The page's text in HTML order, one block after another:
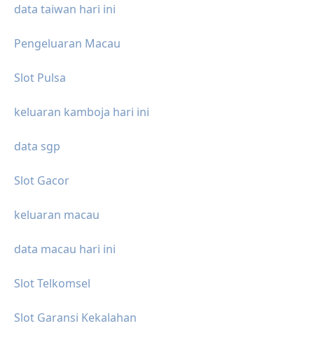
data taiwan hari ini
Pengeluaran Macau
Slot Pulsa
keluaran kamboja hari ini
data sgp
Slot Gacor
keluaran macau
data macau hari ini
Slot Telkomsel
Slot Garansi Kekalahan